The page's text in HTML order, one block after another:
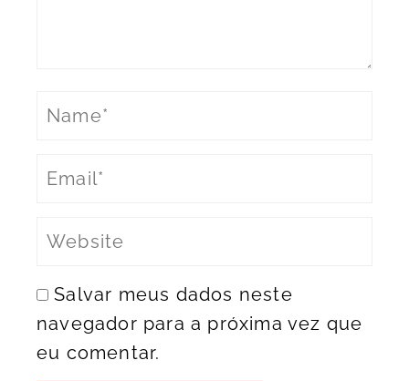
Salvar meus dados neste
navegador para a próxima vez que
eu comentar.